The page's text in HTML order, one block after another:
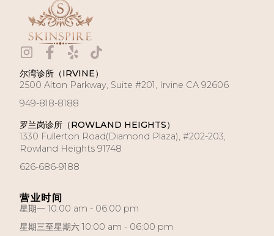
尔湾诊所（IRVINE）
2500 Alton Parkway, Suite #201, Irvine CA 92606
949-818-8188
罗兰岗诊所（ROWLAND HEIGHTS）
1330 Fullerton Road(Diamond Plaza), #202-203,
Rowland Heights 91748
626-686-9188
营业时间
星期一 10:00 am - 06:00 pm
星期三至星期六 10:00 am - 06:00 pm